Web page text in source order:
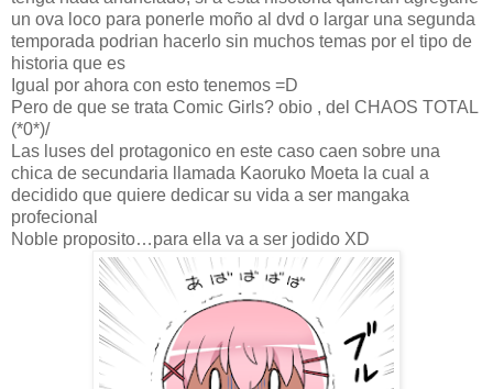
un ova loco para ponerle moño al dvd o largar una segunda
temporada podrian hacerlo sin muchos temas por el tipo de
historia que es
Igual por ahora con esto tenemos =D
Pero de que se trata Comic Girls? obio , del CHAOS TOTAL
(*0*)/
Las luses del protagonico en este caso caen sobre una
chica de secundaria llamada Kaoruko Moeta la cual a
decidido que quiere dedicar su vida a ser mangaka
profecional
Noble proposito…para ella va a ser jodido XD